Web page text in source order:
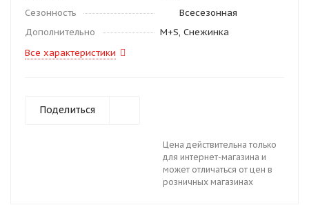
Сезонность
Всесезонная
Дополнительно
M+S, Снежинка
Все характеристики
Поделиться
Цена действительна только
для интернет-магазина и
может отличаться от цен в
розничных магазинах